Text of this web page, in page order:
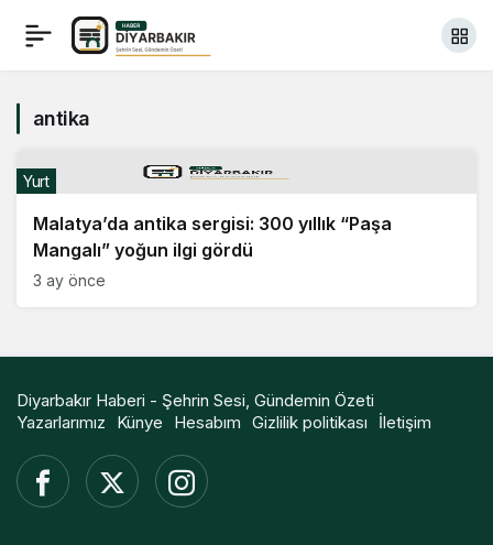
antika
Malatya’da antika sergisi: 300 yıllık “Paşa
Mangalı” yoğun ilgi gördü
Yurt
3 ay önce
Diyarbakır Haberi - Şehrin Sesi, Gündemin Özeti
Yazarlarımız
Künye Hesabım Gizlilik politikası İletişim